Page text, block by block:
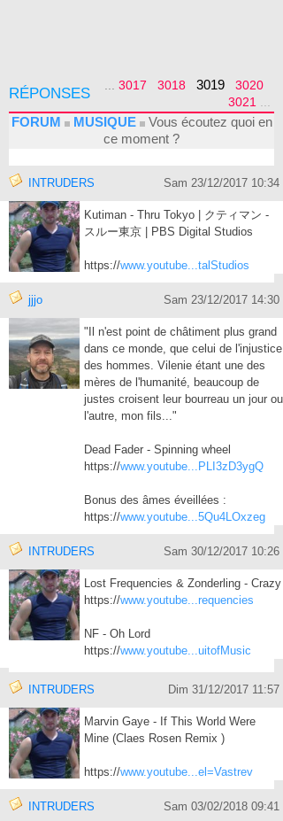
RÉPONSES 3017 3018 3019
3020
3021
FORUM MUSIQUE Vous écoutez quoi en
ce moment ?
INTRUDERS Sam 23/12/2017 10:34
Kutiman - Thru Tokyo | クティマン -
スルー東京 | PBS Digital Studios
https://www.youtube...talStudios
jjjo Sam 23/12/2017 14:30
"Il n'est point de châtiment plus grand
dans ce monde, que celui de l'injustice
des hommes. Vilenie étant une des
mères de l'humanité, beaucoup de
justes croisent leur bourreau un jour ou
l'autre, mon fils..."
Dead Fader - Spinning wheel
https://www.youtube...PLI3zD3ygQ
Bonus des âmes éveillées :
https://www.youtube...5Qu4LOxzeg
INTRUDERS Sam 30/12/2017 10:26
Lost Frequencies & Zonderling - Crazy
https://www.youtube...requencies
NF - Oh Lord
https://www.youtube...uitofMusic
INTRUDERS Dim 31/12/2017 11:57
Marvin Gaye - If This World Were
Mine (Claes Rosen Remix )
https://www.youtube...el=Vastrev
INTRUDERS Sam 03/02/2018 09:41